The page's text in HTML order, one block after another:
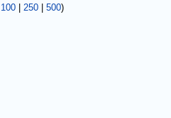
100| 250| 500)